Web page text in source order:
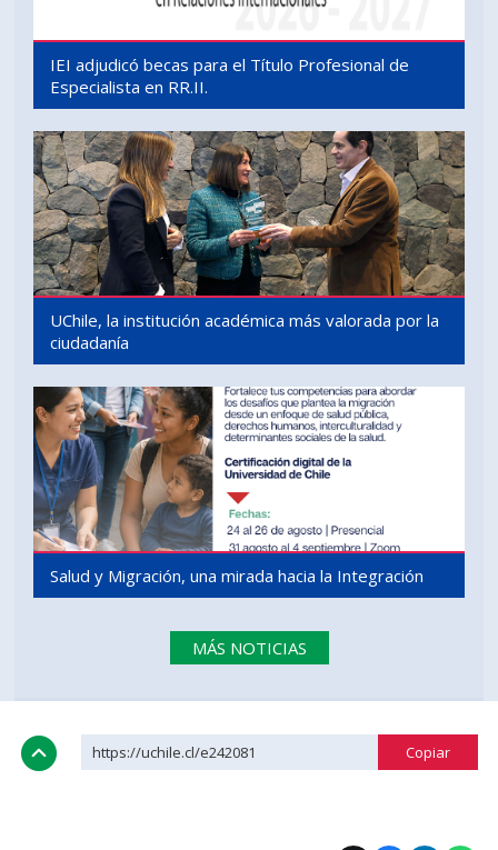
IEI adjudicó becas para el Título Profesional de
Especialista en RR.II.
UChile, la institución académica más valorada por la
ciudadanía
Salud y Migración, una mirada hacia la Integración
MÁS NOTICIAS
https://uchile.cl/e242081